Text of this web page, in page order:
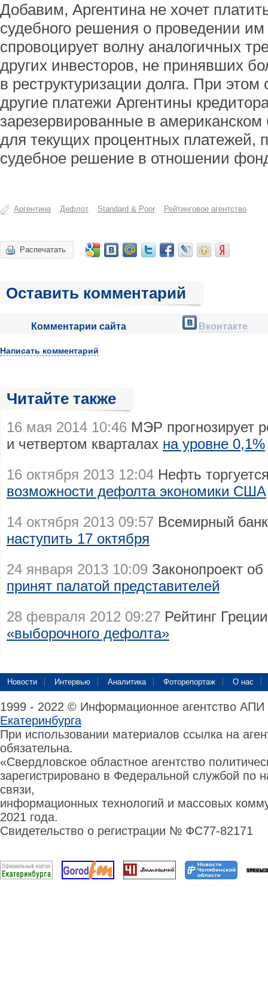
Добавим, Аргентина не хочет
судебного решения о проведении им
спровоцирует волну аналогичных
других инвесторов, не принявших
в реструктуризации долга. При этом
другие платежи Аргентины
зарезервированные в
для текущих процентных платежей,
судебное решение в отношении
Аргентина Дефлот Standard & Poor Рейтинговое агентство
Распечатать
Оставить комментарий
Комментарии сайта Вконтакте
Написать комментарий
Читайте также
16 мая 2014 10:46 МЭР прогнозирует
и четвертом кварталах на уровне 0,1%
16 октября 2013 12:04 Нефть
возможности дефолта экономики США
14 октября 2013 09:57 Всемирный
наступить 17 октября
24 января 2013 10:09 Законопроект
принят палатой представителей
28 февраля 2012 09:27 Рейтинг
«выборочного дефолта»
Новости Интервью Аналитика Фоторепортаж О нас
1999 - 2022 © Информационное агентство
Екатеринбурга
При использовании материалов ссылка на
обязательна.
«Свердловское областное агентство
зарегистрировано в Федеральной службой по
связи,
информационных технологий и массовых
2021 года.
Свидетельство о регистрации № ФС77-82171